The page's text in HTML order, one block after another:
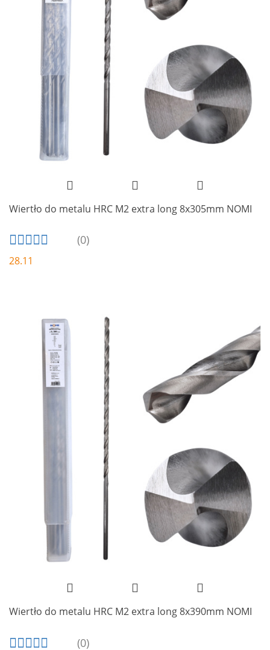
Wiertło do metalu HRC M2 extra long 8x305mm NOMI
(0)
28.11
Wiertło do metalu HRC M2 extra long 8x390mm NOMI
(0)